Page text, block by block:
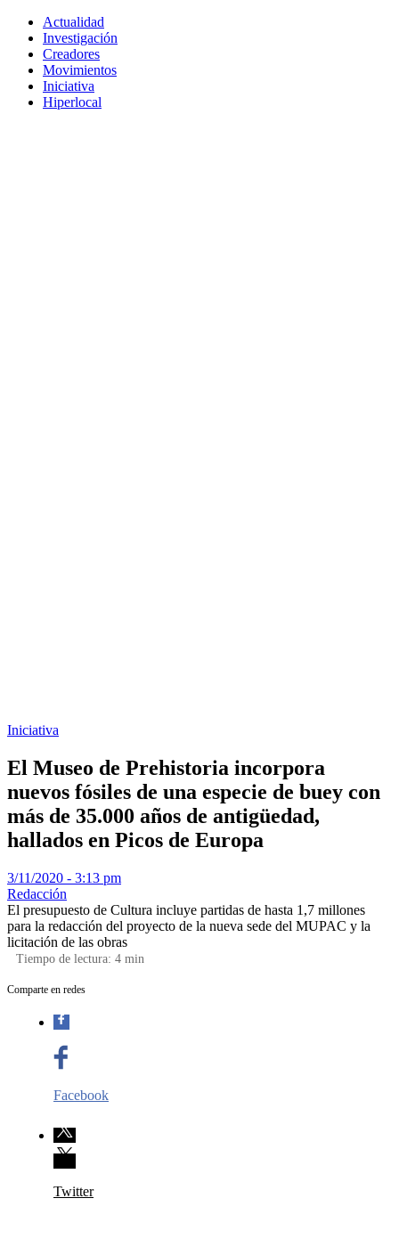
Actualidad
Investigación
Creadores
Movimientos
Iniciativa
Hiperlocal
Iniciativa
El Museo de Prehistoria incorpora
nuevos fósiles de una especie de buey con
más de 35.000 años de antigüedad,
hallados en Picos de Europa
3/11/2020 - 3:13 pm
Redacción
El presupuesto de Cultura incluye partidas de hasta 1,7 millones
para la redacción del proyecto de la nueva sede del MUPAC y la
licitación de las obras
Tiempo de lectura: 4 min
Comparte en redes
Facebook
Twitter